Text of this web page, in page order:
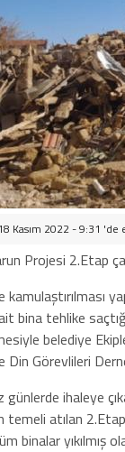
Kasım 2022 - 9:31 'de
Projesi 2.Etap
kamulaştırılması
bina tehlike
belediye
Din Görevlileri
günlerde ihaleye
atılan 2.Etap
binalar yıkılmış